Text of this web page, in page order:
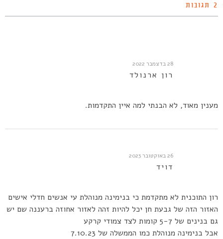
2 תגובות
28 בדצמבר 2022
רון ארנולד
מענין מאוד, לא הבנתי למה איין התקדמות.
26 באוקטובר 2023
דויד
רון התוכנית לא מתקדמת כי בנימינה מנוהלת עי אנשים חדלי אישים
האזור הזה של גבעת חן יכל להיות זהה לאזור אחוזה ברעננה שם יש
גם בנינים של 5-7 קומות לצד צמודי קרקע
אבל בנימינה מנוהלת כמו הממשלה של 7.10.23